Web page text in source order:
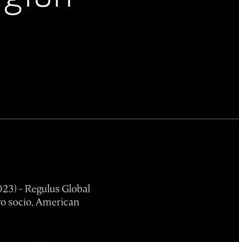
- Regulus Global
socio, American